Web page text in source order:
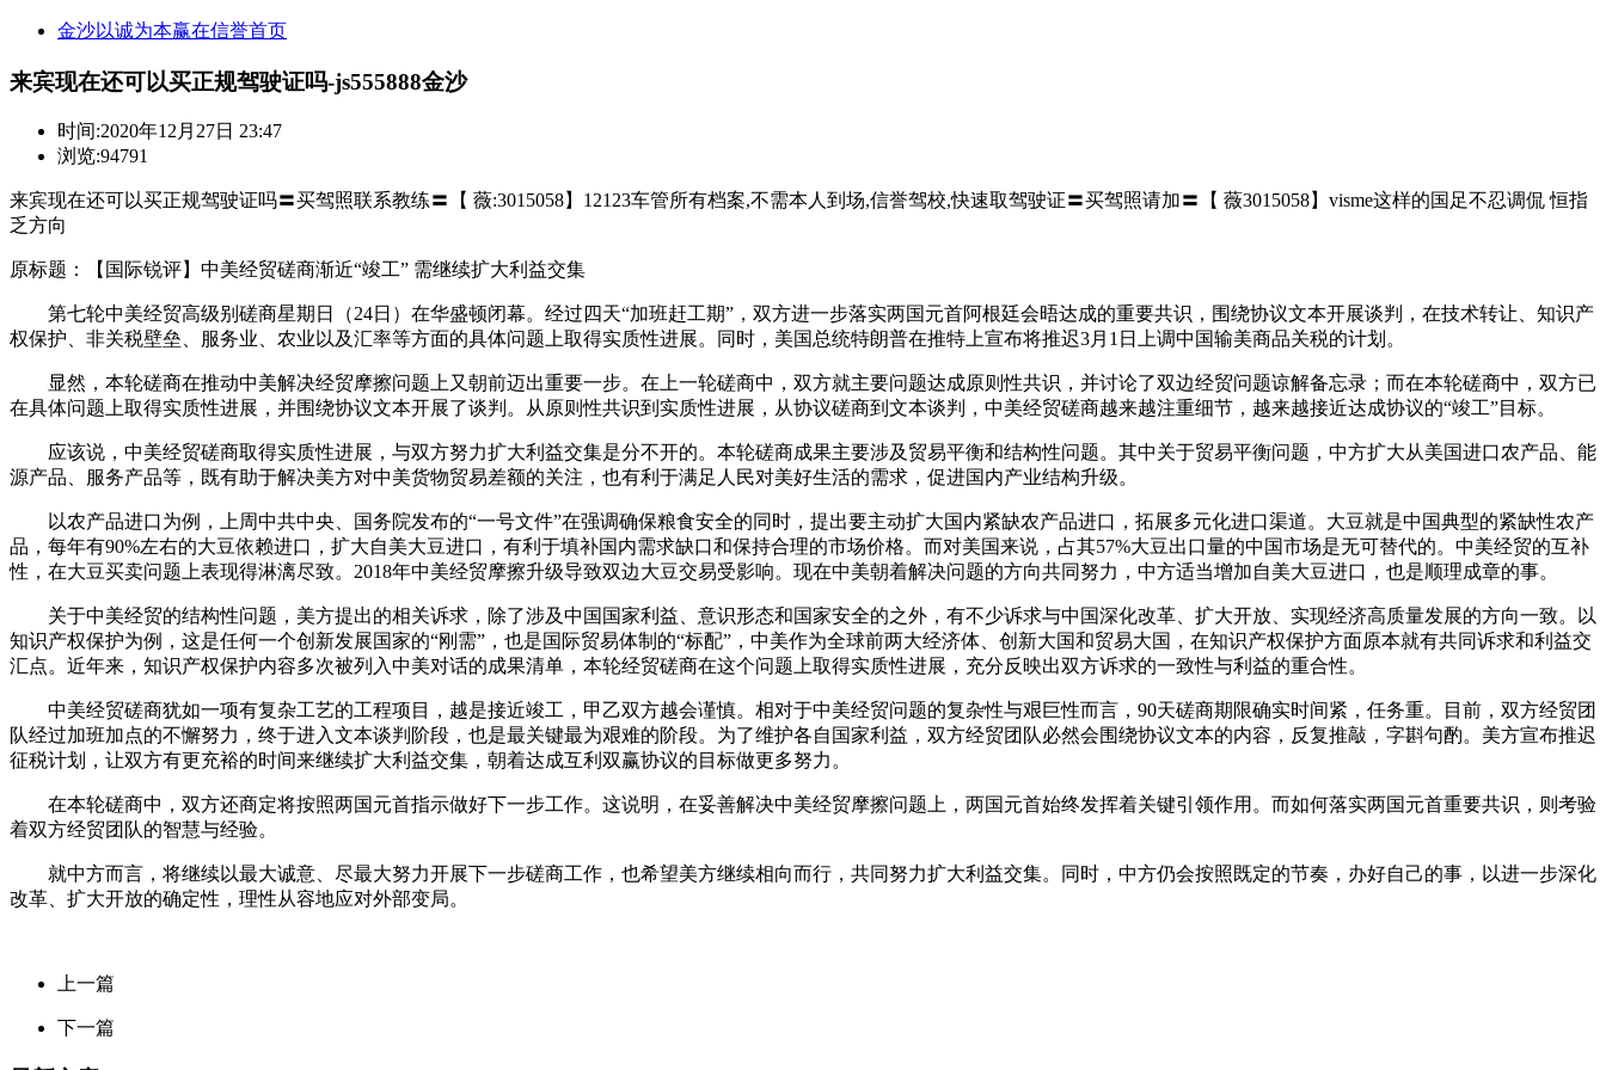
金沙以诚为本赢在信誉首页
来宾现在还可以买正规驾驶证吗-js555888金沙
时间:2020年12月27日 23:47
浏览:94791
来宾现在还可以买正规驾驶证吗〓买驾照联系教练〓【 薇:3015058】12123车管所有档案,不需本人到场,信誉驾校,快速取驾驶证〓买驾照请加〓【 薇3015058】visme这样的国足不忍调侃 恒指
乏方向
原标题：【国际锐评】中美经贸磋商渐近“竣工” 需继续扩大利益交集
第七轮中美经贸高级别磋商星期日（24日）在华盛顿闭幕。经过四天“加班赶工期”，双方进一步落实两国元首阿根廷会晤达成的重要共识，围绕协议文本开展谈判，在技术转让、知识产
权保护、非关税壁垒、服务业、农业以及汇率等方面的具体问题上取得实质性进展。同时，美国总统特朗普在推特上宣布将推迟3月1日上调中国输美商品关税的计划。
显然，本轮磋商在推动中美解决经贸摩擦问题上又朝前迈出重要一步。在上一轮磋商中，双方就主要问题达成原则性共识，并讨论了双边经贸问题谅解备忘录；而在本轮磋商中，双方已
在具体问题上取得实质性进展，并围绕协议文本开展了谈判。从原则性共识到实质性进展，从协议磋商到文本谈判，中美经贸磋商越来越注重细节，越来越接近达成协议的“竣工”目标。
应该说，中美经贸磋商取得实质性进展，与双方努力扩大利益交集是分不开的。本轮磋商成果主要涉及贸易平衡和结构性问题。其中关于贸易平衡问题，中方扩大从美国进口农产品、能
源产品、服务产品等，既有助于解决美方对中美货物贸易差额的关注，也有利于满足人民对美好生活的需求，促进国内产业结构升级。
以农产品进口为例，上周中共中央、国务院发布的“一号文件”在强调确保粮食安全的同时，提出要主动扩大国内紧缺农产品进口，拓展多元化进口渠道。大豆就是中国典型的紧缺性农产
品，每年有90%左右的大豆依赖进口，扩大自美大豆进口，有利于填补国内需求缺口和保持合理的市场价格。而对美国来说，占其57%大豆出口量的中国市场是无可替代的。中美经贸的互补
性，在大豆买卖问题上表现得淋漓尽致。2018年中美经贸摩擦升级导致双边大豆交易受影响。现在中美朝着解决问题的方向共同努力，中方适当增加自美大豆进口，也是顺理成章的事。
关于中美经贸的结构性问题，美方提出的相关诉求，除了涉及中国国家利益、意识形态和国家安全的之外，有不少诉求与中国深化改革、扩大开放、实现经济高质量发展的方向一致。以
知识产权保护为例，这是任何一个创新发展国家的“刚需”，也是国际贸易体制的“标配”，中美作为全球前两大经济体、创新大国和贸易大国，在知识产权保护方面原本就有共同诉求和利益交
汇点。近年来，知识产权保护内容多次被列入中美对话的成果清单，本轮经贸磋商在这个问题上取得实质性进展，充分反映出双方诉求的一致性与利益的重合性。
中美经贸磋商犹如一项有复杂工艺的工程项目，越是接近竣工，甲乙双方越会谨慎。相对于中美经贸问题的复杂性与艰巨性而言，90天磋商期限确实时间紧，任务重。目前，双方经贸团
队经过加班加点的不懈努力，终于进入文本谈判阶段，也是最关键最为艰难的阶段。为了维护各自国家利益，双方经贸团队必然会围绕协议文本的内容，反复推敲，字斟句酌。美方宣布推迟
征税计划，让双方有更充裕的时间来继续扩大利益交集，朝着达成互利双赢协议的目标做更多努力。
在本轮磋商中，双方还商定将按照两国元首指示做好下一步工作。这说明，在妥善解决中美经贸摩擦问题上，两国元首始终发挥着关键引领作用。而如何落实两国元首重要共识，则考验
着双方经贸团队的智慧与经验。
就中方而言，将继续以最大诚意、尽最大努力开展下一步磋商工作，也希望美方继续相向而行，共同努力扩大利益交集。同时，中方仍会按照既定的节奏，办好自己的事，以进一步深化
改革、扩大开放的确定性，理性从容地应对外部变局。
上一篇
下一篇